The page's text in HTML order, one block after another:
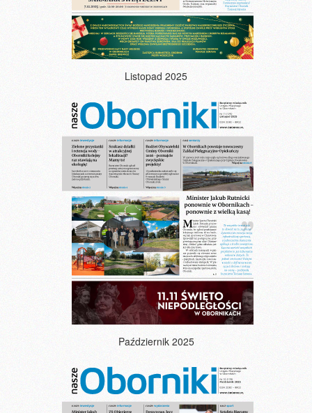
Listopad 2025
Październik 2025